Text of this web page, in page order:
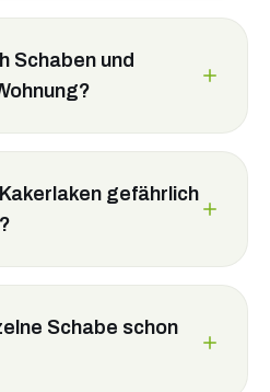
Schaben und
gefährlich
Schabe schon